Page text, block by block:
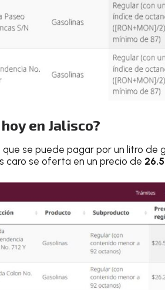
en Jalisco?
que se puede pagar por un litro de
caro se oferta en un precio de